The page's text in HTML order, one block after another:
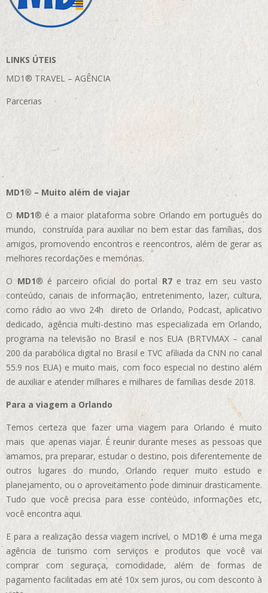
LINKS ÚTEIS
MD1® TRAVEL – AGÊNCIA
Parcerias
MD1® – Muito além de viajar
O MD1® é a maior plataforma sobre Orlando em português do
mundo, construída para auxiliar no bem estar das famílias, dos
amigos, promovendo encontros e reencontros, além de gerar as
melhores recordações e memórias.
OMD1® é parceiro oficial do portal R7e traz em seu vasto
conteúdo, canais de informação, entretenimento, lazer, cultura,
como rádio ao vivo 24h direto de Orlando, Podcast, aplicativo
dedicado, agência multi-destino mas especializada em Orlando,
programa na televisão no Brasil e nos EUA (BRTVMAX – canal
200 da parabólica digital no Brasil e TVC afiliada da CNN no canal
55.9 nos EUA) e muito mais, com foco especial no destino além
de auxiliar e atender milhares e milhares de famílias desde 2018.
Para a viagem a Orlando
Temos certeza que fazer uma viagem para Orlando é muito
mais que apenas viajar. É reunir durante meses as pessoas que
amamos, pra preparar, estudar o destino, pois diferentemente de
outros lugares do mundo, Orlando requer muito estudo e
planejamento, ou o aproveitamento pode diminuir drasticamente.
Tudo que você precisa para esse conteúdo, informações etc,
você encontra aqui.
E para a realização dessa viagem incrível, o MD1® é uma mega
agência de turismo com serviços e produtos que você vai
comprar com seguraça, comodidade, além de formas de
pagamento facilitadas em até 10x sem juros, ou com desconto à